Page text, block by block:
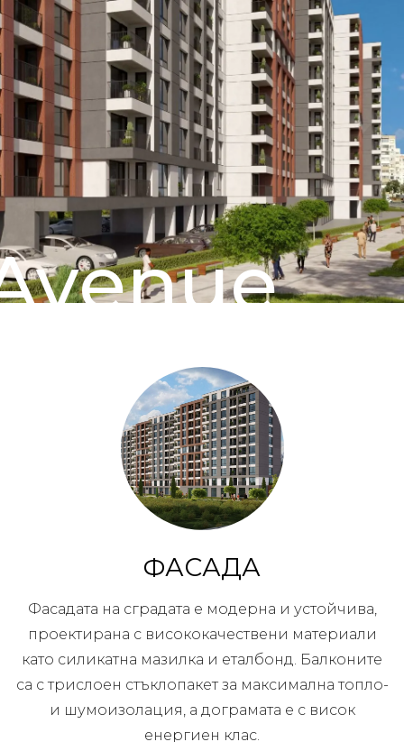
ФАСАДА
Фасадата на сградата е модерна и устойчива,
проектирана с висококачествени материали
като силикатна мазилка и еталбонд. Балконите
са с трислоен стъклопакет за максимална топло-
и шумоизолация, а дограмата е с висок
енергиен клас.